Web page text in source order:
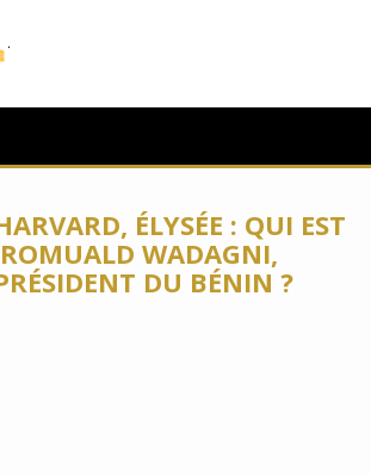
ÉLYSÉE : QUI EST
WADAGNI,
DU BÉNIN ?